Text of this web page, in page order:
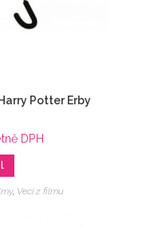
Potter Erby
DPH
, Veci z filmu